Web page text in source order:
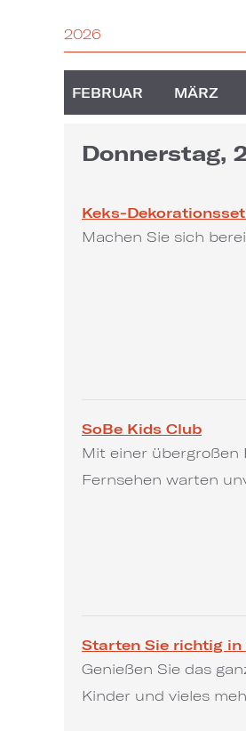
2026
FEBRUAR MÄRZ
Donnerstag,
Keks-
Machen Sie sich
SoBe Kids Club
Mit einer
Fernsehen warten
Starten Sie richtig in
Genießen Sie das
Kinder und vieles